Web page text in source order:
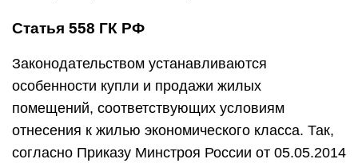
Статья 558 ГК РФ
Законодательством устанавливаются
особенности купли и продажи жилых
помещений, соответствующих условиям
отнесения к жилью экономического класса. Так,
согласно Приказу Минстроя России от 05.05.2014